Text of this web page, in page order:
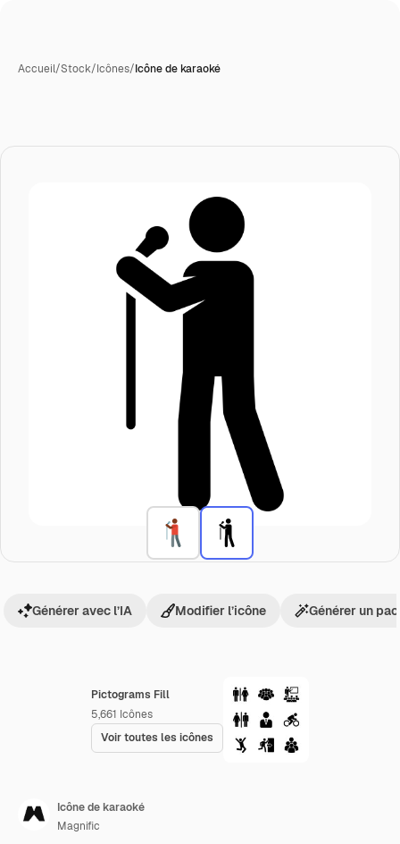
Accueil/Stock/Icônes/Icône de karaoké
Pictograms Fill
5,661 Icônes
Voir toutes les icônes
Générer avec l’IA Modifier l’icône Générer un
Icône de karaoké
Magnific